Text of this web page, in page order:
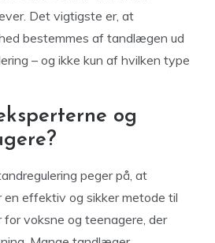
Det vigtigste er, at
bestemmes af tandlægen ud
– og ikke kun af hvilken type
og
peger på, at
en effektiv og sikker metode til
voksne og teenagere, der